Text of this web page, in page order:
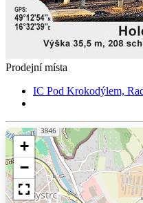
Prodejní místa
IC Pod Krokodýlem,
+
−